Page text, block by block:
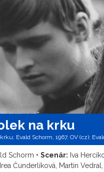
na krku
Evald Schorm, 1967, OV (cz);
Schorm • Scenár: Iva
Čunderlíková, Martin